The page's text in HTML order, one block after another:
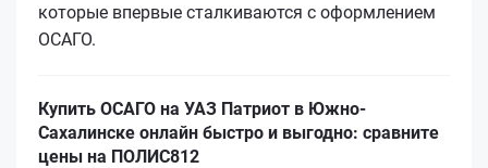
которые впервые сталкиваются с оформлением
ОСАГО.
Купить ОСАГО на УАЗ Патриот в Южно-
Сахалинске онлайн быстро и выгодно: сравните
цены на ПОЛИС812